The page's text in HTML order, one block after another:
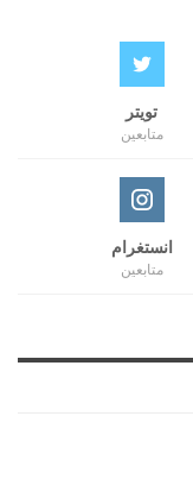
تويتر
متابعين
انستغرام
متابعين